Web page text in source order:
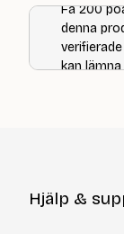
Få 200
denna
kan
Hjälp &